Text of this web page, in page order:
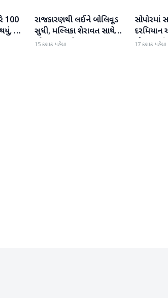
100
થયું, છ
રાષ્ટ્રીય
રાજકારણથી લઈને બોલિવૂડ
સુધી, મલ્લિકા શેરાવત સાથે
જોવા મળ્યા તેજ પ્રતાપ યાદવ
15 કલાક પહેલા
રાષ્ટ્રીય
દરમિયાન
ગોળા મળી
17 કલાક પહેલા